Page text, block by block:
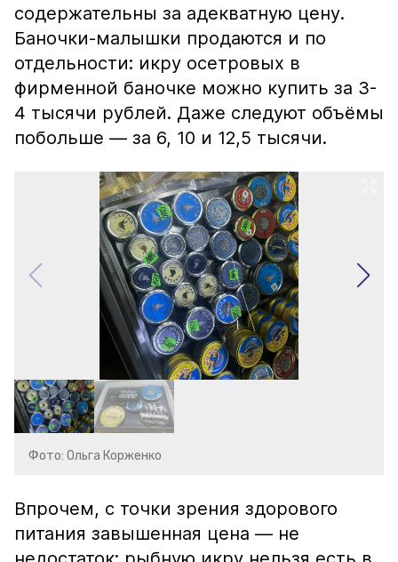
содержательны за адекватную цену.
Баночки-малышки продаются и по
отдельности: икру осетровых в
фирменной баночке можно купить за 3-
4 тысячи рублей. Даже следуют объёмы
побольше — за 6, 10 и 12,5 тысячи.
Фото: Ольга Корженко
Впрочем, с точки зрения здорового
питания завышенная цена — не